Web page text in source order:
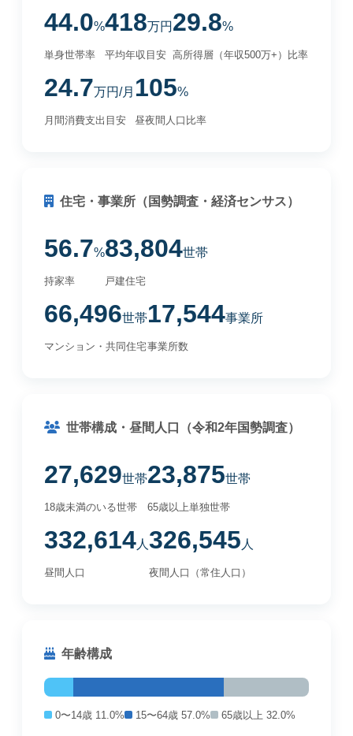
44.0%
単身世帯率
418万円
平均年収目安
29.8%
高所得層（年収500万+）比率
24.7万円/月
月間消費支出目安
105%
昼夜間人口比率
住宅・事業所（国勢調査・経済センサス）
56.7%
持家率
83,804世帯
戸建住宅
66,496世帯
マンション・共同住宅
17,544事業所
事業所数
世帯構成・昼間人口（令和2年国勢調査）
27,629世帯
18歳未満のいる世帯
23,875世帯
65歳以上単独世帯
332,614人
昼間人口
326,545 人
夜間人口（常住人口）
年齢構成
0〜14歳 11.0% 15〜64歳 57.0% 65歳以上 32.0%